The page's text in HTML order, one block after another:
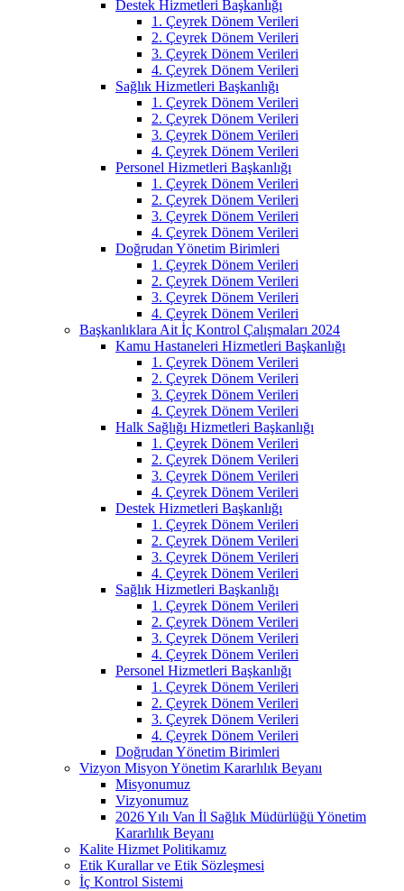
Destek Hizmetleri Başkanlığı
1. Çeyrek Dönem Verileri
2. Çeyrek Dönem Verileri
3. Çeyrek Dönem Verileri
4. Çeyrek Dönem Verileri
Sağlık Hizmetleri Başkanlığı
1. Çeyrek Dönem Verileri
2. Çeyrek Dönem Verileri
3. Çeyrek Dönem Verileri
4. Çeyrek Dönem Verileri
Personel Hizmetleri Başkanlığı
1. Çeyrek Dönem Verileri
2. Çeyrek Dönem Verileri
3. Çeyrek Dönem Verileri
4. Çeyrek Dönem Verileri
Doğrudan Yönetim Birimleri
1. Çeyrek Dönem Verileri
2. Çeyrek Dönem Verileri
3. Çeyrek Dönem Verileri
4. Çeyrek Dönem Verileri
Başkanlıklara Ait İç Kontrol Çalışmaları 2024
Kamu Hastaneleri Hizmetleri Başkanlığı
1. Çeyrek Dönem Verileri
2. Çeyrek Dönem Verileri
3. Çeyrek Dönem Verileri
4. Çeyrek Dönem Verileri
Halk Sağlığı Hizmetleri Başkanlığı
1. Çeyrek Dönem Verileri
2. Çeyrek Dönem Verileri
3. Çeyrek Dönem Verileri
4. Çeyrek Dönem Verileri
Destek Hizmetleri Başkanlığı
1. Çeyrek Dönem Verileri
2. Çeyrek Dönem Verileri
3. Çeyrek Dönem Verileri
4. Çeyrek Dönem Verileri
Sağlık Hizmetleri Başkanlığı
1. Çeyrek Dönem Verileri
2. Çeyrek Dönem Verileri
3. Çeyrek Dönem Verileri
4. Çeyrek Dönem Verileri
Personel Hizmetleri Başkanlığı
1. Çeyrek Dönem Verileri
2. Çeyrek Dönem Verileri
3. Çeyrek Dönem Verileri
4. Çeyrek Dönem Verileri
Doğrudan Yönetim Birimleri
Vizyon Misyon Yönetim Kararlılık Beyanı
Misyonumuz
Vizyonumuz
2026 Yılı Van İl Sağlık Müdürlüğü Yönetim
Kararlılık Beyanı
Kalite Hizmet Politikamız
Etik Kurallar ve Etik Sözleşmesi
İç Kontrol Sistemi